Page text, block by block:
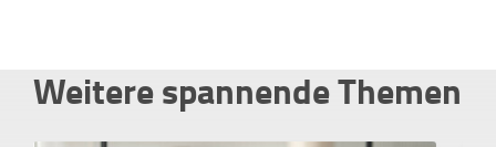
Weitere spannende Themen